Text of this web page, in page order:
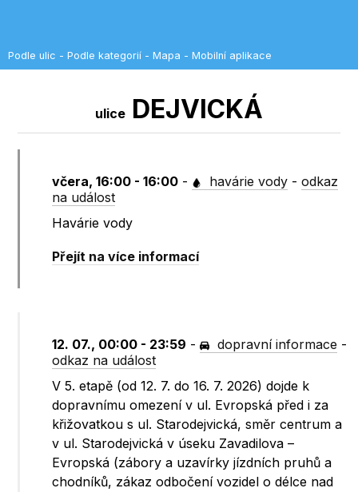
Podle ulic - Podle kategorií - Mapa - Mobilní aplikace
ulice DEJVICKÁ
včera, 16:00 - 16:00 - havárie vody -odkaz
na událost
Havárie vody
Přejít na více informací
12. 07., 00:00 - 23:59 - dopravní informace -
odkaz na událost
V 5. etapě (od 12. 7. do 16. 7. 2026) dojde k
dopravnímu omezení v ul. Evropská před i za
křižovatkou s ul. Starodejvická, směr centrum a
v ul. Starodejvická v úseku Zavadilova –
Evropská (zábory a uzavírky jízdních pruhů a
chodníků, zákaz odbočení vozidel o délce nad